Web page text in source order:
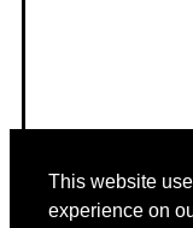
This website
experience on